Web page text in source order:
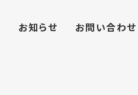
お知らせ お問い合わせ